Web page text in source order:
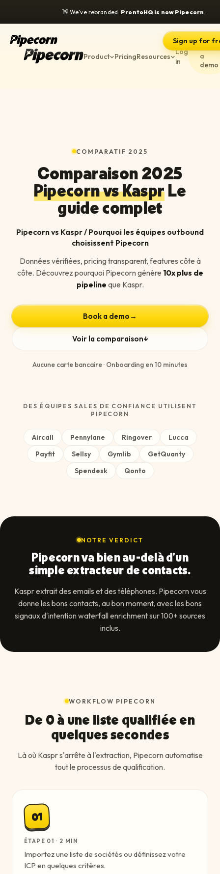
👋We've rebranded: ProntoHQ is now Pipecorn
Product PricingResources
Log
in
a
demo
Sign up for
COMPARATIF 2025
Comparaison 2025
Pipecorn vs KasprLe
guide complet
Pipecorn vs Kaspr / Pourquoi les équipes outbound
choisissent Pipecorn
Données vérifiées, pricing transparent, features côte à
côte. Découvrez pourquoi Pipecorn génère 10x plus de
pipeline que Kaspr.
Book a demo→
Voir la comparaison↓
Aucune carte bancaire · Onboarding en 10 minutes
DES ÉQUIPES SALES DE CONFIANCE UTILISENT
PIPECORN
Aircall Pennylane Ringover
Lucca
Payfit
Sellsy Gymlib
GetQuanty
Spendesk
Qonto
NOTRE VERDICT
Pipecorn va bien au-delà d'un
simple extracteur de contacts.
Kaspr extrait des emails et des téléphones. Pipecorn vous
donne les bons contacts, au bon moment, avec les bons
signaux d'intention waterfall enrichment sur 100+ sources
inclus.
WORKFLOW PIPECORN
De 0 à une liste qualifiée en
quelques secondes
Là où Kaspr s'arrête à l'extraction, Pipecorn automatise
tout le processus de qualification.
01
ÉTAPE 01 · 2 MIN
Importez une liste de sociétés ou définissez votre
ICP en quelques critères.